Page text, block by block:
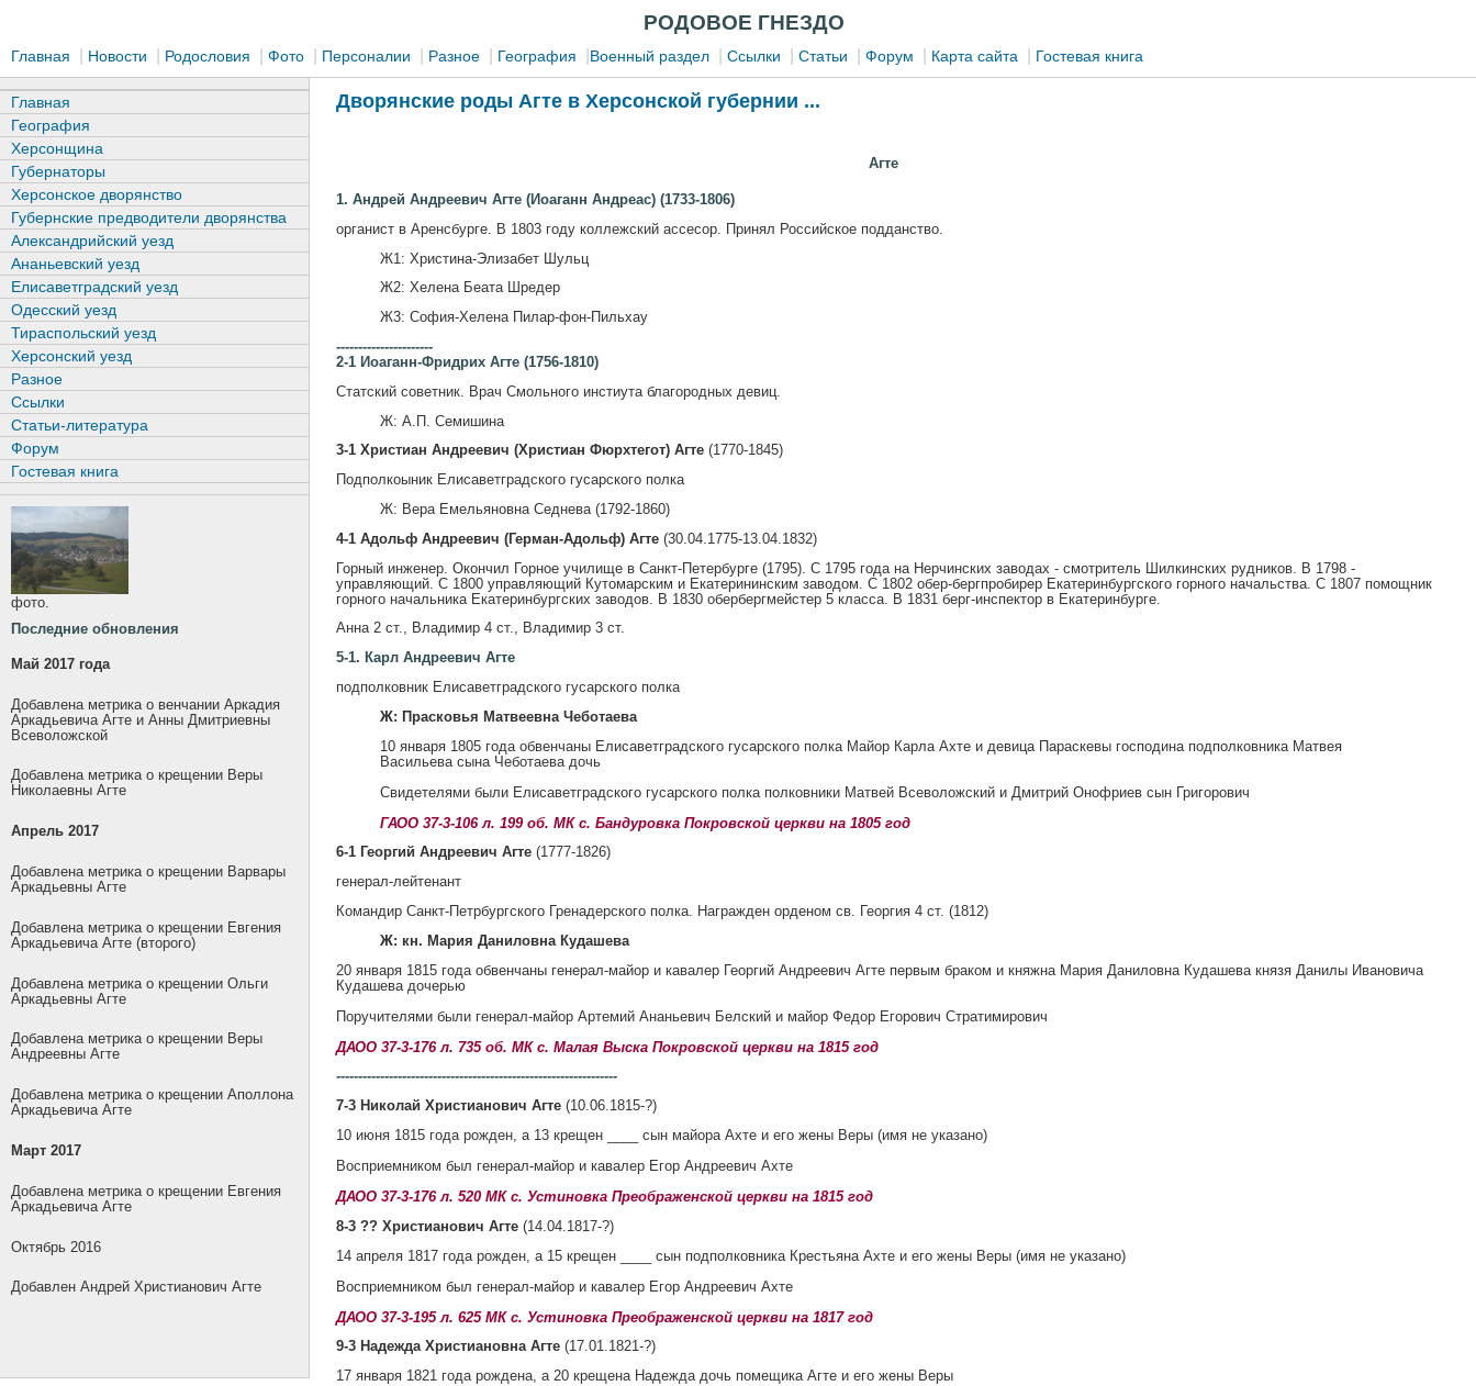
РОДОВОЕ ГНЕЗДО
Главная Новости Родословия Фото Персоналии Разное География Военный раздел Ссылки Статьи Форум Карта сайта Гостевая книга
Дворянские роды Агте в Херсонской губернии ...
Агте
1. Андрей Андреевич Агте (Иоаганн Андреас) (1733-1806)
органист в Аренсбурге. В 1803 году коллежский ассесор. Принял Российское подданство.
Ж1: Христина-Элизабет Шульц
Ж2: Хелена Беата Шредер
Ж3: София-Хелена Пилар-фон-Пильхау
----------------------
2-1 Иоаганн-Фридрих Агте (1756-1810)
Статский советник. Врач Смольного инстиута благородных девиц.
Ж: А.П. Семишина
3-1 Христиан Андреевич (Христиан Фюрхтегот) Агте (1770-1845)
Подполкоыник Елисаветградского гусарского полка
Ж: Вера Емельяновна Седнева (1792-1860)
4-1 Адольф Андреевич (Герман-Адольф) Агте(30.04.1775-13.04.1832)
Горный инженер. Окончил Горное училище в Санкт-Петербурге (1795). С 1795 года на Нерчинских заводах - смотритель Шилкинских рудников. В 1798 -
управляющий. С 1800 управляющий Кутомарским и Екатерининским заводом. С 1802 обер-бергпробирер Екатеринбургского горного начальства. С 1807 помощник
горного начальника Екатеринбургских заводов. В 1830 обербергмейстер 5 класса. В 1831 берг-инспектор в Екатеринбурге.
Анна 2 ст., Владимир 4 ст., Владимир 3 ст.
5-1. Карл Андреевич Агте
подполковник Елисаветградского гусарского полка
Ж: Прасковья Матвеевна Чеботаева
10 января 1805 года обвенчаны Елисаветградского гусарского полка Майор Карла Ахте и девица Параскевы господина подполковника Матвея
Васильева сына Чеботаева дочь
Свидетелями были Елисаветградского гусарского полка полковники Матвей Всеволожский и Дмитрий Онофриев сын Григорович
ГАОО 37-3-106 л. 199 об. МК с. Бандуровка Покровской церкви на 1805 год
6-1 Георгий Андреевич Агте(1777-1826)
генерал-лейтенант
Командир Санкт-Петрбургского Гренадерского полка. Награжден орденом св. Георгия 4 ст. (1812)
Ж: кн. Мария Даниловна Кудашева
20 января 1815 года обвенчаны генерал-майор и кавалер Георгий Андреевич Агте первым браком и княжна Мария Даниловна Кудашева князя Данилы Ивановича
Кудашева дочерью
Поручителями были генерал-майор Артемий Ананьевич Белский и майор Федор Егорович Стратимирович
ДАОО 37-3-176 л. 735 об. МК с. Малая Выска Покровской церкви на 1815 год
----------------------------------------------------------------
7-3 Николай Христианович Агте(10.06.1815-?)
10 июня 1815 года рожден, а 13 крещен ____ сын майора Ахте и его жены Веры (имя не указано)
Восприемником был генерал-майор и кавалер Егор Андреевич Ахте
ДАОО 37-3-176 л. 520 МК с. Устиновка Преображенской церкви на 1815 год
8-3 ?? Христианович Агте(14.04.1817-?)
14 апреля 1817 года рожден, а 15 крещен ____ сын подполковника Крестьяна Ахте и его жены Веры (имя не указано)
Восприемником был генерал-майор и кавалер Егор Андреевич Ахте
ДАОО 37-3-195 л. 625 МК с. Устиновка Преображенской церкви на 1817 год
9-3 Надежда Христиановна Агте(17.01.1821-?)
17 января 1821 года рождена, а 20 крещена Надежда дочь помещика Агте и его жены Веры
Главная
География
Херсонщина
Губернаторы
Херсонское дворянство
Губернские предводители дворянства
Александрийский уезд
Ананьевский уезд
Елисаветградский уезд
Одесский уезд
Тираспольский уезд
Херсонский уезд
Разное
Ссылки
Статьи-литература
Форум
Гостевая книга
фото.
Последние обновления
Май 2017 года
Добавлена метрика о венчании Аркадия
Аркадьевича Агте и Анны Дмитриевны
Всеволожской
Добавлена метрика о крещении Веры
Николаевны Агте
Апрель 2017
Добавлена метрика о крещении Варвары
Аркадьевны Агте
Добавлена метрика о крещении Евгения
Аркадьевича Агте (второго)
Добавлена метрика о крещении Ольги
Аркадьевны Агте
Добавлена метрика о крещении Веры
Андреевны Агте
Добавлена метрика о крещении Аполлона
Аркадьевича Агте
Март 2017
Добавлена метрика о крещении Евгения
Аркадьевича Агте
Октябрь 2016
Добавлен Андрей Христианович Агте